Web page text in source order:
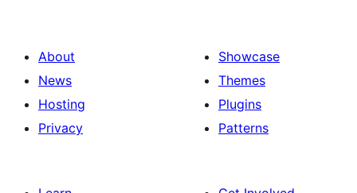
About
News
Hosting
Privacy
Showcase
Themes
Plugins
Patterns